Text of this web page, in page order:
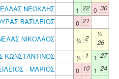
ΝΕΟΚΛΗΣ 1 22 0 30
ΒΑΣΙΛΕΙΟΣ 0 21
ΝΙΚΟΛΑΟΣ ½ 2
½
26
ΚΩΝΣΤΑΝΤΙΝΟΣ ½ 1 1 27
- ΜΑΡΙΟΣ 0 10 1 24